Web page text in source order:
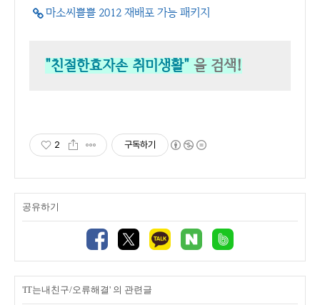
마소씨쁠쁠 2012 재배포 가능 패키지
"친절한효자손 취미생활" 을 검색!
2 구독하기
공유하기
'IT는내친구/오류해결' 의 관련글